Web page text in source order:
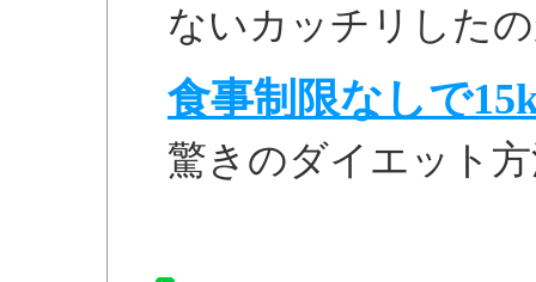
ないカッチリした
食事制限なしで
驚きのダイエット